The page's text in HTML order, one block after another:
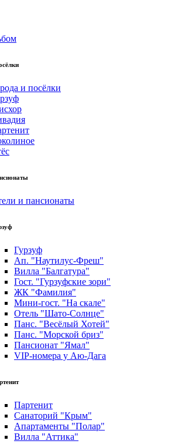
и посёлки
и пансионаты
Гурзуф
Ап. "Наутилус-Фреш"
Вилла "Балгатура"
Гост. "Гурзуфские зори"
ЖК "Фамилия"
Мини-гост. "На скале"
Отель "Шато-Солнце"
Панс. "Весёлый Хотей"
Панс. "Морской бриз"
Пансионат "Ямал"
VIP-номера у Аю-Дага
Партенит
Санаторий "Крым"
Апартаменты "Полар"
Вилла "Аттика"